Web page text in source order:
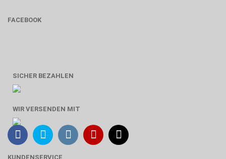
FACEBOOK
SICHER BEZAHLEN
WIR VERSENDEN MIT
KUNDENSERVICE